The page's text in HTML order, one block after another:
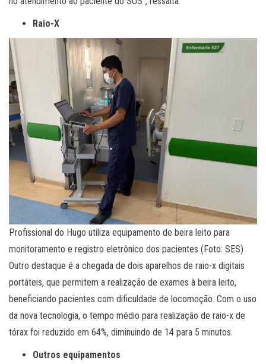
Raio-X
Profissional do Hugo utiliza equipamento de beira leito para
monitoramento e registro eletrônico dos pacientes (Foto: SES)
Outro destaque é a chegada de dois aparelhos de raio-x digitais
portáteis, que permitem a realização de exames à beira leito,
beneficiando pacientes com dificuldade de locomoção. Com o uso
da nova tecnologia, o tempo médio para realização de raio-x de
tórax foi reduzido em 64%, diminuindo de 14 para 5 minutos.
Outros equipamentos